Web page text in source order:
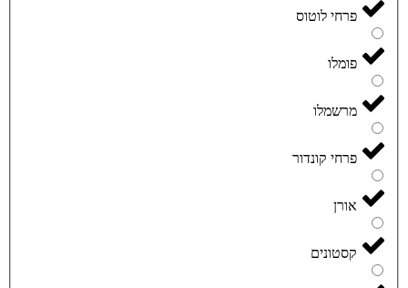
פרחי לוטוס
פומלו
מרשמלו
פרחי קונדור
אורן
קסטונים